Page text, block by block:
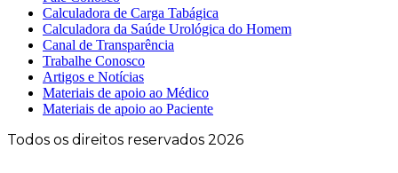
Calculadora de Carga Tabágica
Calculadora da Saúde Urológica do Homem
Canal de Transparência
Trabalhe Conosco
Artigos e Notícias
Materiais de apoio ao Médico
Materiais de apoio ao Paciente
Todos os direitos reservados 2026